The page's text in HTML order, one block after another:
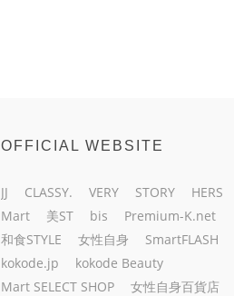
OFFICIAL WEBSITE
JJ CLASSY. VERY STORY
HERS
Mart
美ST bis
Premium-K.net
和食STYLE
女性自身 SmartFLASH
kokode.jp
kokode Beauty
Mart SELECT SHOP
女性自身百貨店